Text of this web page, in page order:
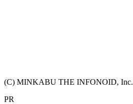
(C) MINKABU THE INFONOID, Inc.
PR